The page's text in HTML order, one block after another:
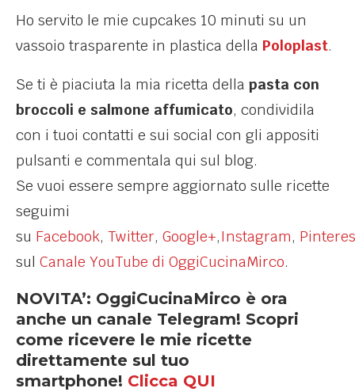
Ho servito le mie cupcakes 10 minuti su un
vassoio trasparente in plastica della Poloplast.
Se ti è piaciuta la mia ricetta della pasta con
broccoli e salmone affumicato, condividila
con i tuoi contatti e sui social con gli appositi
pulsanti e commentala qui sul blog.
Se vuoi essere sempre aggiornato sulle ricette
seguimi
su Facebook, Twitter, Google+,Instagram,
sul Canale YouTube di OggiCucinaMirco.
NOVITA’: OggiCucinaMirco è ora
anche un canale Telegram! Scopri
come ricevere le mie ricette
direttamente sul tuo
smartphone! Clicca QUI